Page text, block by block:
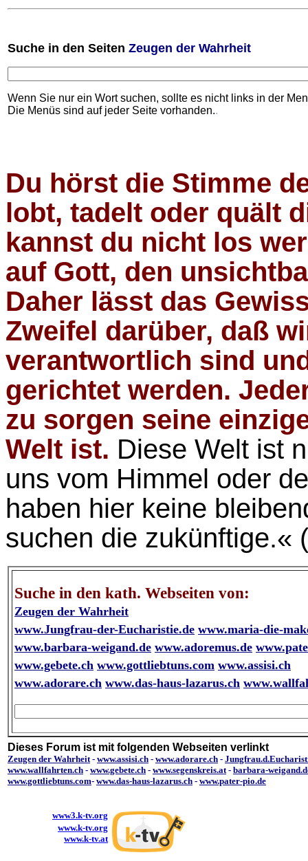
Suche in den Seiten Zeugen der Wahrheit
Wenn Sie nur ein Wort suchen, sollte es nicht links in der
Die Menüs sind auf jeder Seite vorhanden..
Du hörst die Stimme
lobt, tadelt oder quält
kannst du nicht los
auf Gott, den
Daher lässt das
Zweifel darüber, daß
verantwortlich sind
gerichtet werden.
zu sorgen seine
Welt ist. Diese Welt ist
uns vom Himmel oder
haben hier keine
suchen die zukünftige.«
Suche in den kath. Webseiten von:
Zeugen der Wahrheit
www.Jungfrau-der-Eucharistie.de www.maria-die-
www.barbara-weigand.de www.adoremus.de
www.gebete.ch www.gottliebtuns.com www.assisi.ch
www.adorare.ch www.das-haus-lazarus.ch
Dieses Forum ist mit folgenden Webseiten verlinkt
Zeugen der Wahrheit- www.assisi.ch - www.adorare.ch -
www.wallfahrten.ch - www.gebete.ch - www.segenskreis.at- barbara-
www.gottliebtuns.com- www.das-haus-lazarus.ch - www.pater-pio.de
www3.k-tv.org
www.k-tv.org
www.k-tv.at